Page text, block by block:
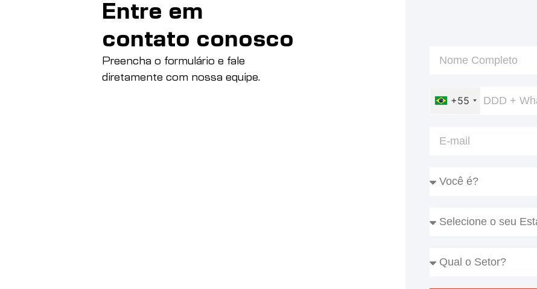
Entre em
contato conosco
Preencha o formulário e fale
diretamente com nossa equipe.
+55